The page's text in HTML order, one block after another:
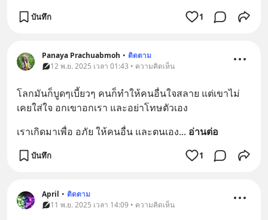
บันทึก 1
Panaya Prachuabmoh • ติดตาม
12 พ.ย. 2025 เวลา 01:43 • ความคิดเห็น
โลกมันก็บูดๆเบี้ยวๆ คนก็ทำให้คนอื่นใจสลาย แต่เขาไม่
เคยใส่ใจ อกเขาอกเรา และอย่าโทษตัวเอง
เราเกิดมาเพื่อ อภัย ให้คนอื่น และตนเอง... อ่านต่อ
บันทึก 1
April • ติดตาม
11 พ.ย. 2025 เวลา 14:09 • ความคิดเห็น